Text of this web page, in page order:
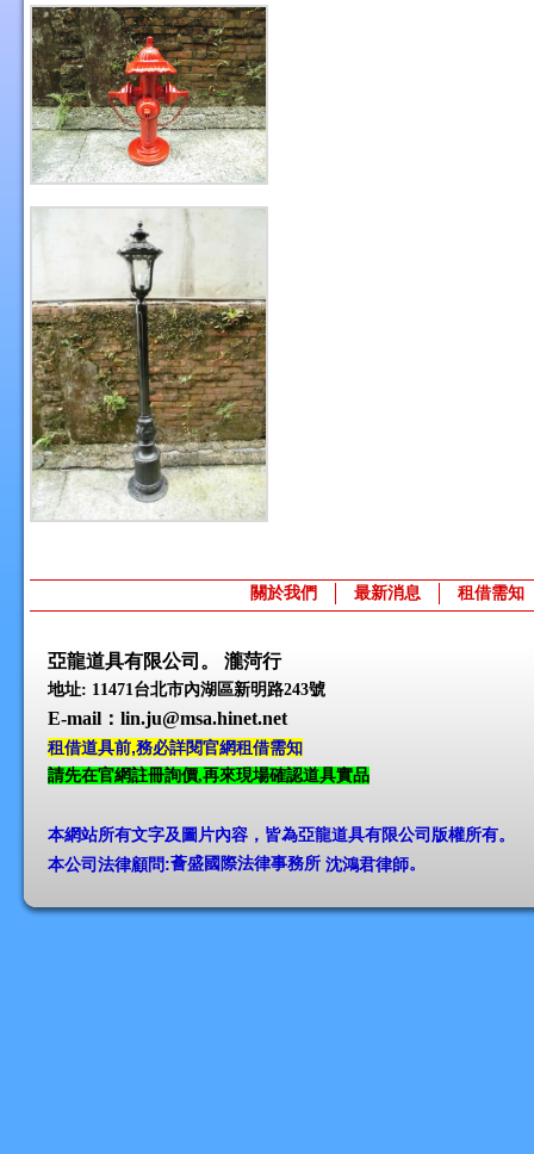
關於我們 最新消息 租借需知
亞龍道具有限公司。 瀧菏行
地址: 11471台北市內湖區新明路243號
E-mail ：lin.ju@msa.hinet.net
租借道具前,務必詳閱官網租借需知
請先在官網註冊詢價,再來現場確認道具實品
本網站所有文字及圖片內容，皆為亞龍道具有限公司版權所有。
本公司法律顧問:薈盛國際法律事務所 沈鴻君律師。